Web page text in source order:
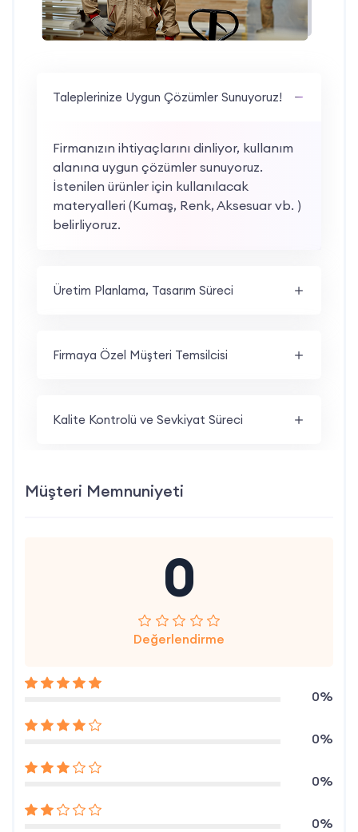
Taleplerinize Uygun Çözümler Sunuyoruz!
Firmanızın ihtiyaçlarını dinliyor, kullanım
alanına uygun çözümler sunuyoruz.
İstenilen ürünler için kullanılacak
materyalleri (Kumaş, Renk, Aksesuar vb. )
belirliyoruz.
Üretim Planlama, Tasarım Süreci
Firmaya Özel Müşteri Temsilcisi
Kalite Kontrolü ve Sevkiyat Süreci
Müşteri Memnuniyeti
0
Değerlendirme
0%
0%
0%
0%